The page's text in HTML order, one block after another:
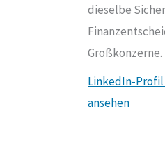
dieselbe
Großkonzerne.
LinkedIn-Profil
ansehen